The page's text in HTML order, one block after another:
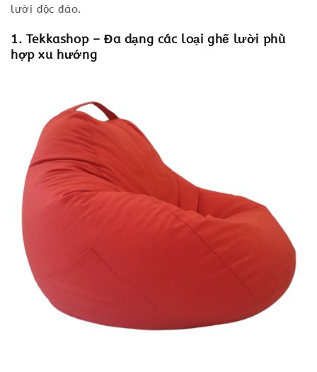
lười độc đáo.
1. Tekkashop – Đa dạng các loại ghế lười phù
hợp xu hướng